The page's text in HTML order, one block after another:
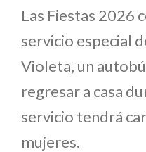
Las Fiestas 2026
servicio especial
Violeta, un
regresar a casa
servicio tendrá
mujeres.